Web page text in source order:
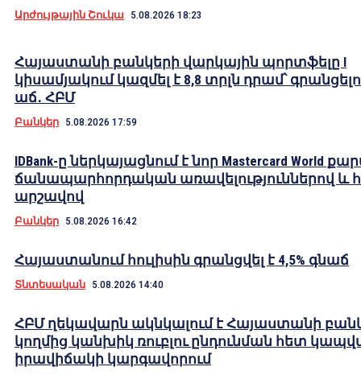
Արժույթային Շուկա 5.08.2026 18:23
Հայաստանի բանկերի վարկային պորտֆելը I
կիսամյակում կազմել է 8,8 տրլն դրամ՝
աճ․ ՀԲՄ
Բանկեր 5.08.2026 17:59
IDBank-ը ներկայացնում է նոր Mastercard World
ճանապարհորդական առավելություններով և
արշավով
Բանկեր 5.08.2026 16:42
Հայաստանում հուլիսին գրանցվել է 4,5% գնաճ
Տնտեսական 5.08.2026 14:40
ՀԲՄ ղեկավարն ակնկալում է Հայաստանի
կողմից կանխիկ ռուբլու ընդունման հետ
իրավիճակի կարգավորում